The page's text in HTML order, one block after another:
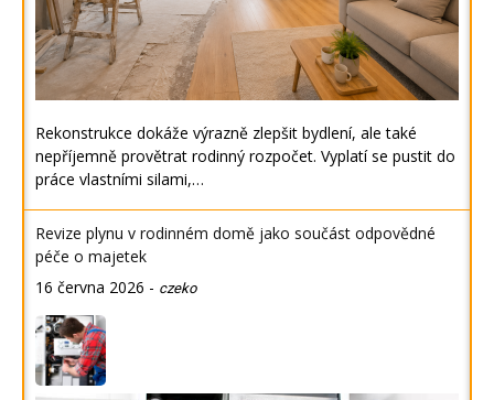
Rekonstrukce dokáže výrazně zlepšit bydlení, ale také
nepříjemně provětrat rodinný rozpočet. Vyplatí se pustit do
práce vlastními silami,…
Revize plynu v rodinném domě jako součást odpovědné
péče o majetek
16 června 2026 - czeko